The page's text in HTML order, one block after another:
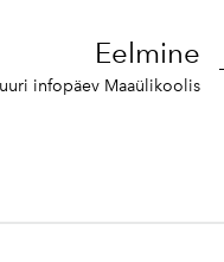
Eelmine
infopäev Maaülikoolis